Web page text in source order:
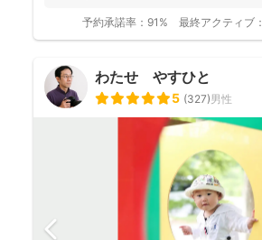
予約承諾率： 91% 最終アクティブ：
わたせ やすひと
5 (327)男性